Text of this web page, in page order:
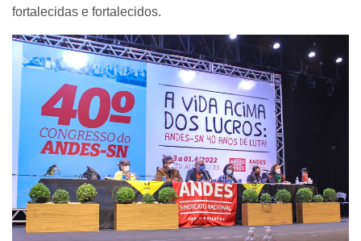
fortalecidas e fortalecidos.